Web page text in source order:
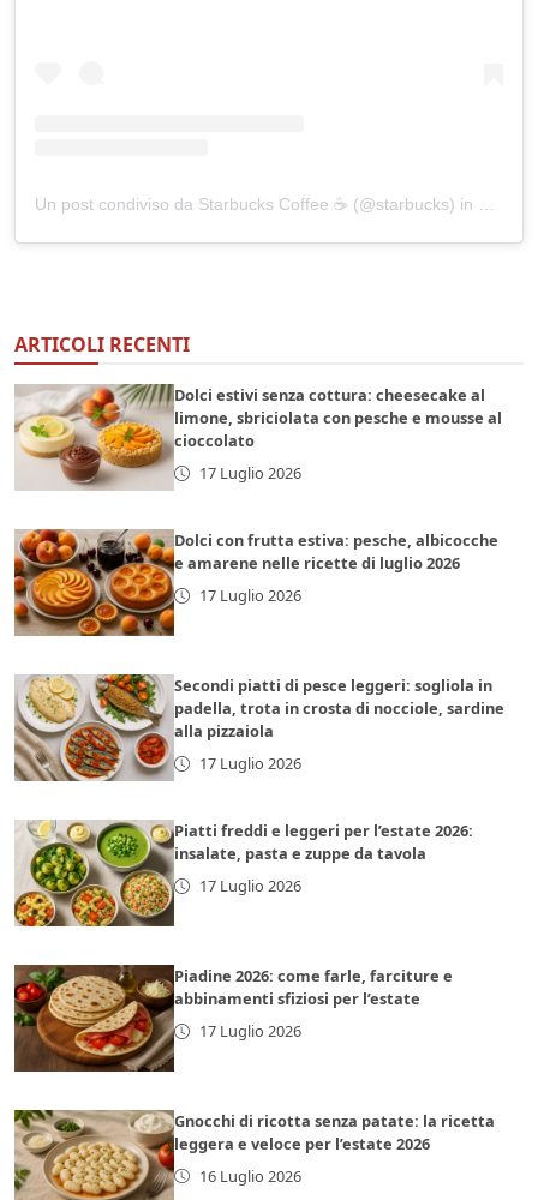
Un post condiviso da Starbucks Coffee ☕ (@starbucks) in data:
ARTICOLI RECENTI
Dolci estivi senza cottura: cheesecake al
limone, sbriciolata con pesche e mousse al
cioccolato
17 Luglio 2026
Dolci con frutta estiva: pesche, albicocche
e amarene nelle ricette di luglio 2026
17 Luglio 2026
Secondi piatti di pesce leggeri: sogliola in
padella, trota in crosta di nocciole, sardine
alla pizzaiola
17 Luglio 2026
Piatti freddi e leggeri per l’estate 2026:
insalate, pasta e zuppe da tavola
17 Luglio 2026
Piadine 2026: come farle, farciture e
abbinamenti sfiziosi per l’estate
17 Luglio 2026
Gnocchi di ricotta senza patate: la ricetta
leggera e veloce per l’estate 2026
16 Luglio 2026